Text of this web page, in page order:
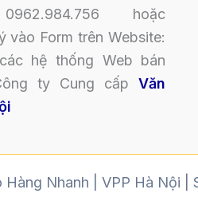
hoặc
vào Form trên Website:
hệ thống Web bán
ty Cung cấpVăn
Nhanh | VPP Hà Nội |